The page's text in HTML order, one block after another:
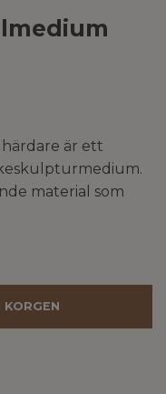
är ett
material som
KORGEN